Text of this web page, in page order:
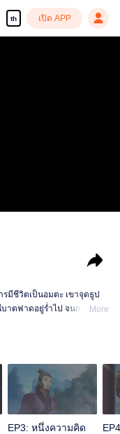
th เปิด APP
รมีชีวิตเป็นอมตะ เขาจุดธูป
บาตฟาดอยู่ร่ำไป จนกระทั่งMore
EP3: หนึ่งความคิด